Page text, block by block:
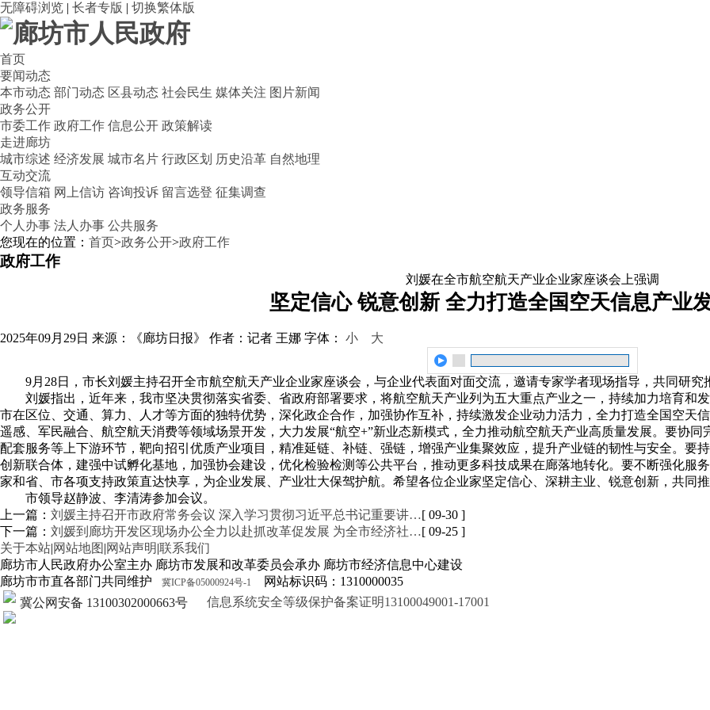
无障碍浏览 | 长者专版 | 切换繁体版
首页
要闻动态
本市动态 部门动态 区县动态 社会民生 媒体关注 图片新闻
政务公开
市委工作 政府工作 信息公开 政策解读
走进廊坊
城市综述 经济发展 城市名片 行政区划 历史沿革 自然地理
互动交流
领导信箱 网上信访 咨询投诉 留言选登 征集调查
政务服务
个人办事 法人办事 公共服务
您现在的位置： 首页>政务公开>政府工作
政府工作
刘媛在全市航空航天产业企业家座谈会上强调
坚定信心 锐意创新 全力打造全国空天信息产业
2025年09月29日 来源：《廊坊日报》 作者：记者 王娜 字体： 小 大
9月28日，市长刘媛主持召开全市航空航天产业企业家座谈会，与企业代表面对面交流，邀请专家学者现场指导，共同研究
刘媛指出，近年来，我市坚决贯彻落实省委、省政府部署要求，将航空航天产业列为五大重点产业之一，持续加力培育和
市在区位、交通、算力、人才等方面的独特优势，深化政企合作，加强协作互补，持续激发企业动力活力，全力打造全国空天
遥感、军民融合、航空航天消费等领域场景开发，大力发展“航空+”新业态新模式，全力推动航空航天产业高质量发展。要协
配套服务等上下游环节，靶向招引优质产业项目，精准延链、补链、强链，增强产业集聚效应，提升产业链的韧性与安全。要
创新联合体，建强中试孵化基地，加强协会建设，优化检验检测等公共平台，推动更多科技成果在廊落地转化。要不断强化服
家和省、市各项支持政策直达快享，为企业发展、产业壮大保驾护航。希望各位企业家坚定信心、深耕主业、锐意创新，共同
市领导赵静波、李清涛参加会议。
上一篇： 刘媛主持召开市政府常务会议 深入学习贯彻习近平总书记重要讲…[ 09-30 ]
下一篇： 刘媛到廊坊开发区现场办公全力以赴抓改革促发展 为全市经济社…[ 09-25 ]
关于本站|网站地图 |网站声明|联系我们
廊坊市人民政府办公室主办 廊坊市发展和改革委员会承办 廊坊市经济信息中心建设
廊坊市市直各部门共同维护
冀ICP备05000924号-1
网站标识码：1310000035
冀公网安备 13100302000663号
信息系统安全等级保护备案证明13100049001-17001